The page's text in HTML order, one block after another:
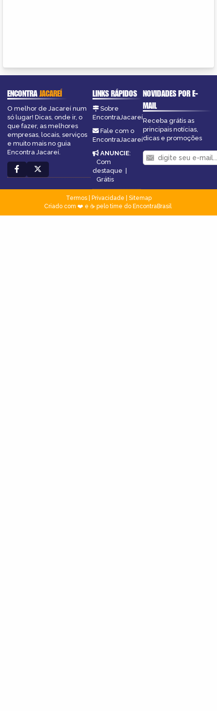
ENCONTRAJACAREÍ
O melhor de Jacareí num
só lugar! Dicas, onde ir, o
que fazer, as melhores
empresas, locais, serviços
e muito mais no guia
Encontra Jacareí.
LINKS RÁPIDOS
Sobre
EncontraJacareí
Fale com o
EncontraJacareí
ANUNCIE:
Com
destaque
Grátis
NOVIDADES POR E-
MAIL
Receba grátis as
principais notícias,
dicas e promoções
Termos| Privacidade
Sitemap
Criado com ❤️ e ☕ pelo time do EncontraBrasil